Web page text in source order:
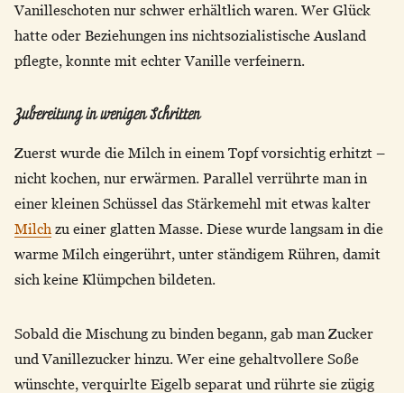
Vanilleschoten nur schwer erhältlich waren. Wer Glück
hatte oder Beziehungen ins nichtsozialistische Ausland
pflegte, konnte mit echter Vanille verfeinern.
Zubereitung in wenigen Schritten
Zuerst wurde die Milch in einem Topf vorsichtig erhitzt –
nicht kochen, nur erwärmen. Parallel verrührte man in
einer kleinen Schüssel das Stärkemehl mit etwas kalter
Milch zu einer glatten Masse. Diese wurde langsam in die
warme Milch eingerührt, unter ständigem Rühren, damit
sich keine Klümpchen bildeten.
Sobald die Mischung zu binden begann, gab man Zucker
und Vanillezucker hinzu. Wer eine gehaltvollere Soße
wünschte, verquirlte Eigelb separat und rührte sie zügig